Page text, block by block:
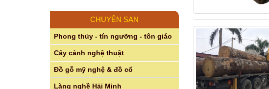
CHUYÊN SAN
Phong thủy - tín ngưỡng - tôn giáo
Cây cảnh nghệ thuật
Đồ gỗ mỹ nghệ & đồ cổ
Làng nghề Hải Minh